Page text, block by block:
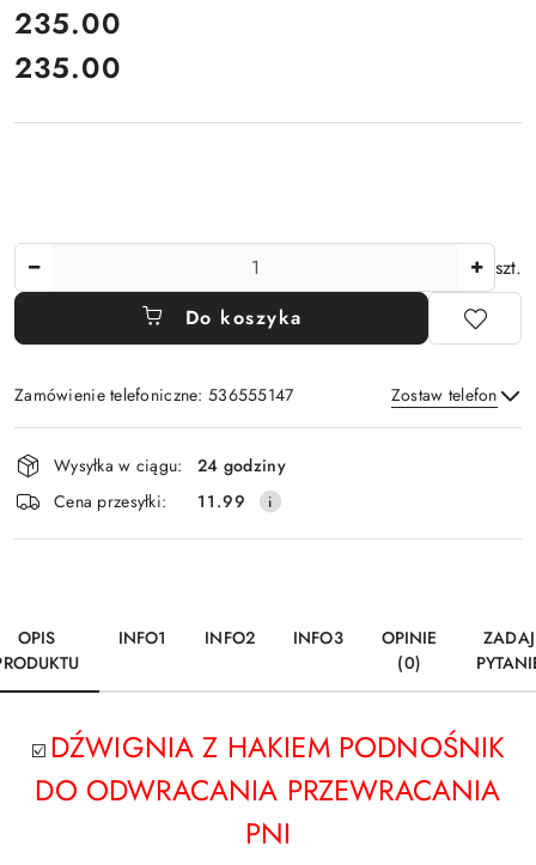
cena:
235.00
Cena:
235.00
szt.
Do koszyka
Zamówienie telefoniczne: 536555147 Zostaw telefon
Wyślij
Dostępność
i
dostawa
Wysyłka w ciągu:
24 godziny
Cena przesyłki:
11.99
OPIS
INFO1 INFO2 INFO3
OPINIE
(0)
ZADAJ
☑️ DŹWIGNIA Z HAKIEM PODNOŚNIK
DO ODWRACANIA PRZEWRACANIA
PNI